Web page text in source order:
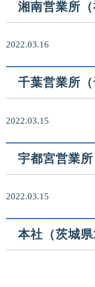
湘南営業所（
2022.03.16
千葉営業所（
2022.03.15
宇都宮営業所
2022.03.15
本社（茨城県